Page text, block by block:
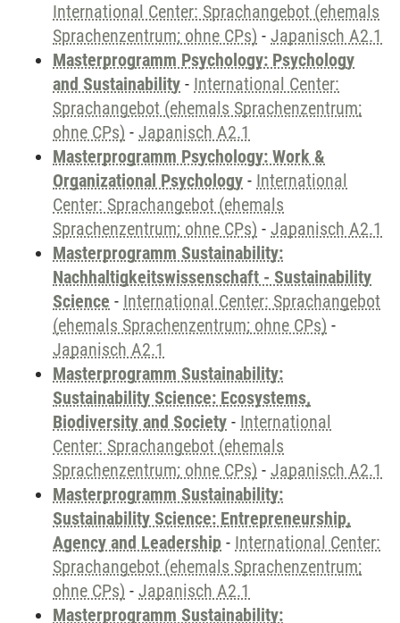
International Center: Sprachangebot (ehemals
Sprachenzentrum; ohne CPs) - Japanisch A2.1
Masterprogramm Psychology: Psychology
and Sustainability - International Center:
Sprachangebot (ehemals Sprachenzentrum;
ohne CPs) - Japanisch A2.1
Masterprogramm Psychology: Work &
Organizational Psychology - International
Center: Sprachangebot (ehemals
Sprachenzentrum; ohne CPs) - Japanisch A2.1
Masterprogramm Sustainability:
Nachhaltigkeitswissenschaft - Sustainability
Science - International Center: Sprachangebot
(ehemals Sprachenzentrum; ohne CPs) -
Japanisch A2.1
Masterprogramm Sustainability:
Sustainability Science: Ecosystems,
Biodiversity and Society - International
Center: Sprachangebot (ehemals
Sprachenzentrum; ohne CPs) - Japanisch A2.1
Masterprogramm Sustainability:
Sustainability Science: Entrepreneurship,
Agency and Leadership - International Center:
Sprachangebot (ehemals Sprachenzentrum;
ohne CPs) - Japanisch A2.1
Masterprogramm Sustainability: